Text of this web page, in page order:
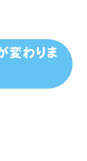
変わりま